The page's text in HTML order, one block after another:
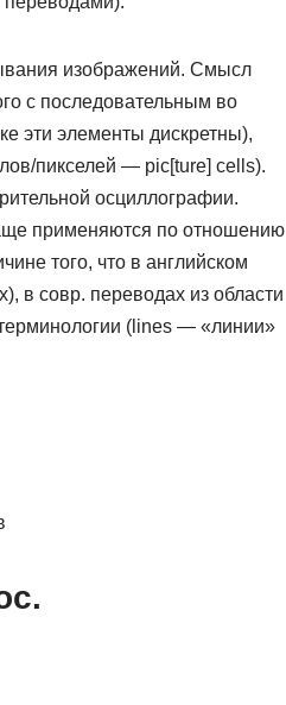
изображений. Смысл
с последовательным во
эти элементы дискретны),
пикселей — pic[ture] cells).
осциллографии.
применяются по отношению
того, что в английском
в совр. переводах из области
(lines — «линии»